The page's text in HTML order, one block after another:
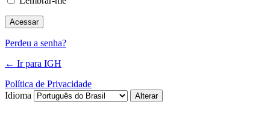
Perdeu a senha?
← Ir para IGH
Política de Privacidade
Idioma